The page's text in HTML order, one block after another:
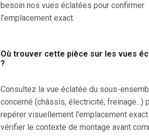
besoin nos vues éclatées pour confirmer
l'emplacement exact.
Où trouver cette pièce sur les vues
?
Consultez la vue éclatée du sous-
concerné (châssis, électricité, freinage...)
repérer visuellement l'emplacement
vérifier le contexte de montage avant